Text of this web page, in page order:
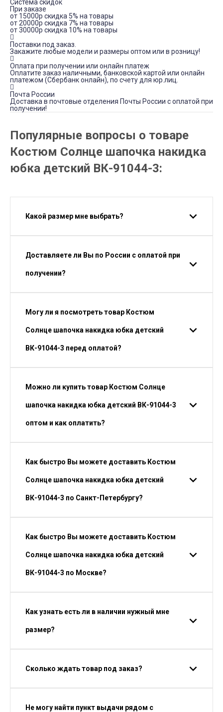
Система скидок
При заказе
от 15000р скидка 5% на товары
от 20000р скидка 7% на товары
от 30000р скидка 10% на товары
Поставки под заказ.
Закажите любые модели и размеры оптом или в розницу!
Оплата при получении или онлайн платеж
Оплатите заказ наличными, банковской картой или онлайн
платежом (Сбербанк онлайн), по счету для юр.лиц.
Почта России
Доставка в почтовые отделения Почты России с оплатой при
получении!
Популярные вопросы о товаре
Костюм Солнце шапочка накидка
юбка детский ВК-91044-3:
Какой размер мне выбрать?
Доставляете ли Вы по России с оплатой при
получении?
Могу ли я посмотреть товар Костюм
Солнце шапочка накидка юбка детский
ВК-91044-3 перед оплатой?
Можно ли купить товар Костюм Солнце
шапочка накидка юбка детский ВК-91044-3
оптом и как оплатить?
Как быстро Вы можете доставить Костюм
Солнце шапочка накидка юбка детский
ВК-91044-3 по Санкт-Петербургу?
Как быстро Вы можете доставить Костюм
Солнце шапочка накидка юбка детский
ВК-91044-3 по Москве?
Как узнать есть ли в наличии нужный мне
размер?
Сколько ждать товар под заказ?
Не могу найти пункт выдачи рядом с